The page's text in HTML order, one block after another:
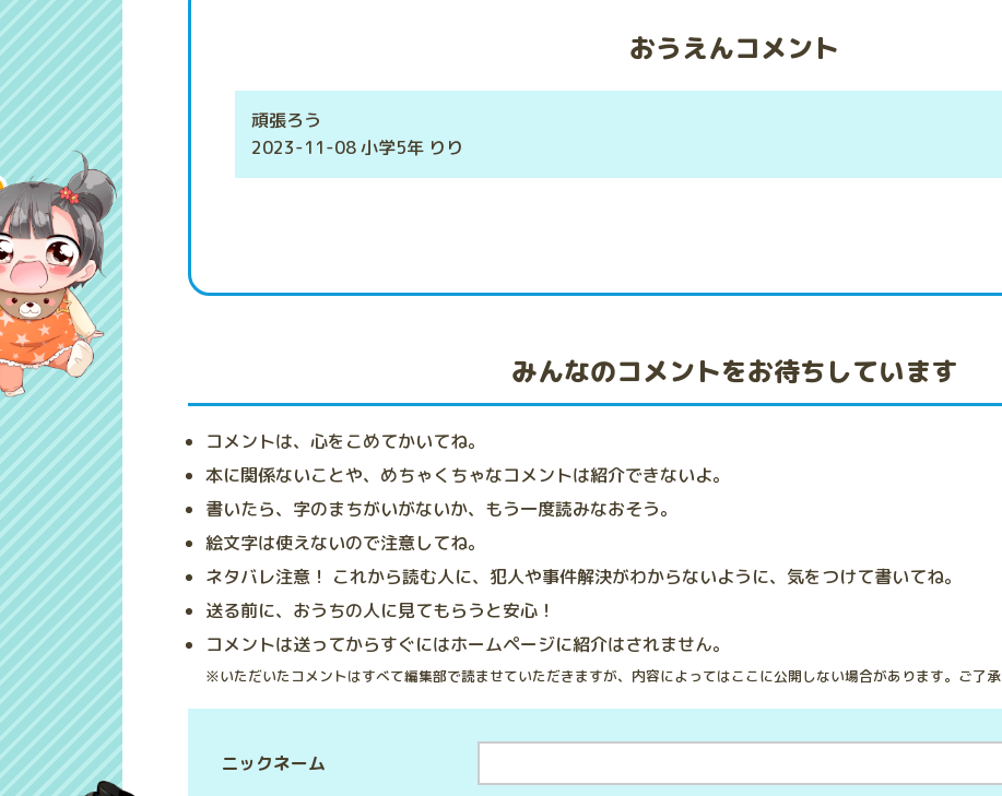
おうえんコメント
頑張ろう
2023-11-08 小学5年 りり
みんなのコメントをお待ちしています
コメントは、心をこめてかいてね。
本に関係ないことや、めちゃくちゃなコメントは紹介できないよ。
書いたら、字のまちがいがないか、もう一度読みなおそう。
絵文字は使えないので注意してね。
ネタバレ注意！ これから読む人に、犯人や事件解決がわからないように、気をつけて書いてね。
送る前に、おうちの人に見てもらうと安心！
コメントは送ってからすぐにはホームページに紹介はされません。
※いただいたコメントはすべて編集部で読ませていただきますが、内容によってはここに公開しない場合があります。ご了承
ニックネーム